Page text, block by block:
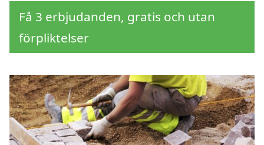
Få 3 erbjudanden, gratis och utan
förpliktelser